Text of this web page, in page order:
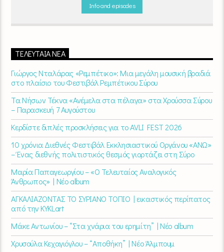
Info and episodes
ΤΕΛΕΥΤΑΊΑ ΝΈΑ
Γιώργος Νταλάρας «Ρεμπέτικο»: Μια μεγάλη μουσική βραδιά
στο πλαίσιο του Φεστιβάλ Ρεμπέτικου Σύρου
Τα Νήσων Τέκνα «Ανέμελα στα πέλαγα» στα Χρούσσα Σύρου
– Παρασκευή 7 Αυγούστου
Κερδίστε διπλές προσκλήσεις για το AVLI FEST 2026
10 χρόνια Διεθνές Φεστιβάλ Εκκλησιαστικού Οργάνου «ΑΝΩ»
– Ένας διεθνής πολιτιστικός θεσμός γιορτάζει στη Σύρο​
Μαρία Παπαγεωργίου – «Ο Τελευταίος Αναλογικός
Άνθρωπος» | Νέο album
ΑΓΚΑΛΙΑΖΟΝΤΑΣ ΤΟ ΣΥΡΙΑΝΟ ΤΟΠΙΟ | εικαστικός περίπατος
από την KYKLart
Μάκε Αντωνίου – “Στα χνάρια του ερημίτη” | Νέο album
Χρυσούλα Κεχαγιόγλου – “Αποθήκη” | Νέο Άλμπουμ